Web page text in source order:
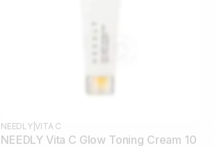
NEEDLY|VITA C
NEEDLY Vita C Glow Toning Cream 10